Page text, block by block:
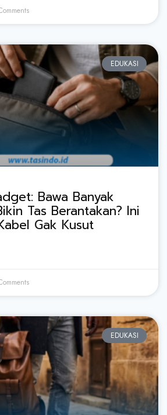
EDUKASI
Bawa Banyak
Tas Berantakan? Ini
Gak Kusut
EDUKASI